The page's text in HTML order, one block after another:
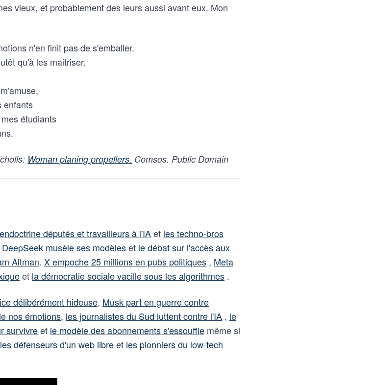
vieux, et probablement des leurs aussi avant eux. Mon
n'en finit pas de s'emballer.
qu'à les maitriser.
enfants
étudiants
Woman planing propellers. Comsos. Public Domain
députés et travailleurs à l'IAet les techno-bros
DeepSeek musèle ses modèleset le débat sur l'accès aux
Altman. X empoche 25 millions en pubs politiques , Meta
et la démocratie sociale vacille sous les algorithmes .
délibérément hideuse, Musk part en guerre contre
nos émotions, les journalistes du Sud luttent contre l'IA , le
survivreet le modèle des abonnements s'essouffle même si
les défenseurs d'un web libreet les pionniers du low-tech